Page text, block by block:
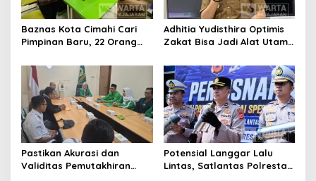
Baznas Kota Cimahi Cari
Pimpinan Baru, 22 Orang
Adhitia Yudisthira Optimis
Zakat Bisa Jadi Alat Utama
Kota Cimahi
Pastikan Akurasi dan
Validitas Pemutakhiran
Potensial Langgar Lalu
Lintas, Satlantas Polresta